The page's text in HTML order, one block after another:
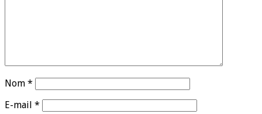
Nom *
E-mail *